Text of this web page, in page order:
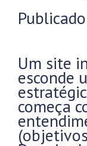
Um site
esconde
começa